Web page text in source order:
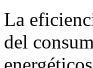
La
del